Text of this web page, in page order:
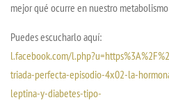
mejor qué ocurre en nuestro
Puedes escucharlo aquí:
l.facebook.com/
triada-perfecta-episodio-4x02-la-
leptina-y-diabetes-tipo-